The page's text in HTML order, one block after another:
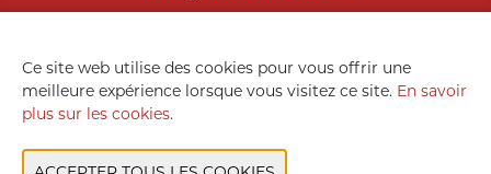
Ce site web utilise des cookies pour vous offrir une
meilleure expérience lorsque vous visitez ce site. En savoir
plus sur les cookies.